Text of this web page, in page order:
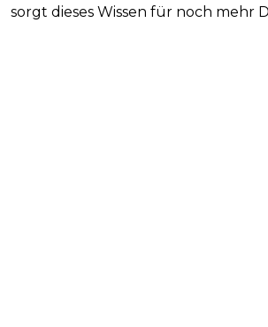
sorgt dieses Wissen für noch mehr